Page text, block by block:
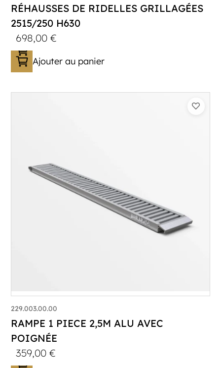
RÉHAUSSES DE RIDELLES GRILLAGÉES
2515/250 H630
698,00€
Ajouter au panier
229.003.00.00
RAMPE 1 PIECE 2,5M ALU AVEC
POIGNÉE
359,00€